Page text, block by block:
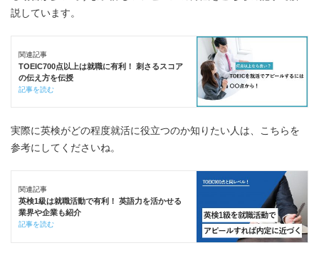
説しています。
関連記事
TOEIC700点以上は就職に有利！ 刺さるスコア
の伝え方を伝授
記事を読む
実際に英検がどの程度就活に役立つのか知りたい人は、こちらを
参考にしてくださいね。
関連記事
英検1級は就職活動で有利！ 英語力を活かせる
業界や企業も紹介
記事を読む